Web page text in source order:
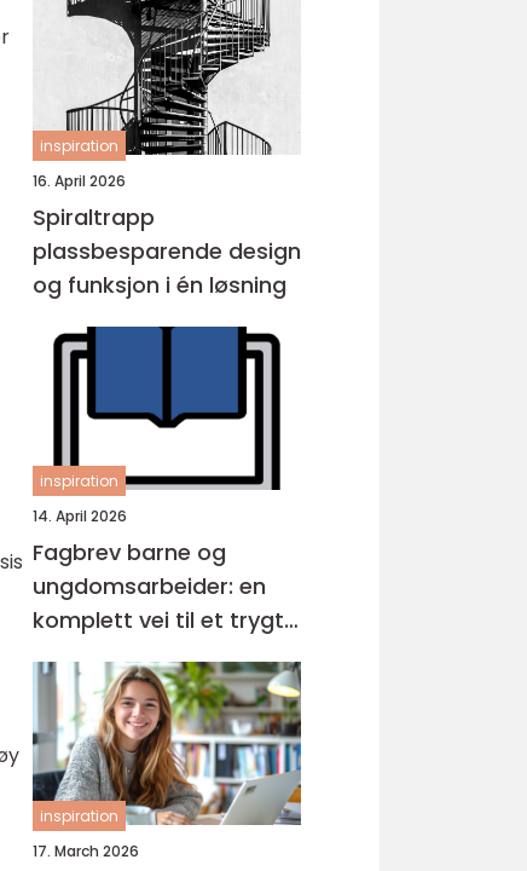
inspiration
16. April 2026
Spiraltrapp
plassbesparende design
og funksjon i én løsning
inspiration
14. April 2026
Fagbrev barne og
ungdomsarbeider: en
komplett vei til et trygt
yrke
inspiration
17. March 2026